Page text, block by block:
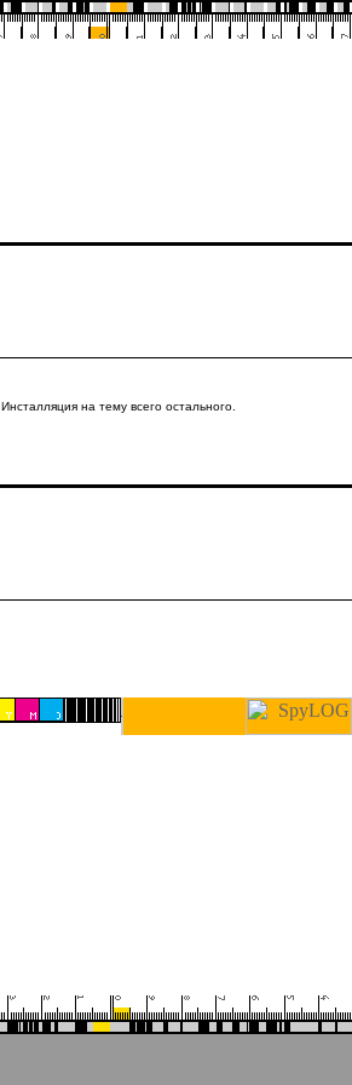
Инсталляция на тему всего остального.